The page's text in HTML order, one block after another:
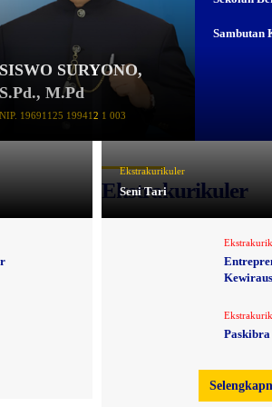
SISWO SURYONO,
S.Pd., M.Pd
NIP. 19691125 199412 1 003
Sambutan
Ekstrakurikuler
Ekstrakurikuler
Seni Tari
Paskibra